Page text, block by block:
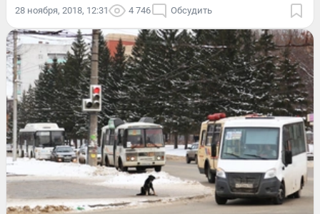
28 ноября, 2018, 12:31 4 746 Обсудить